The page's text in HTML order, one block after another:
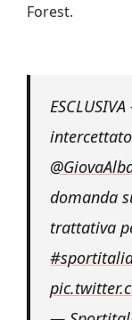
Forest.
intercettato
domanda
trattativa
—